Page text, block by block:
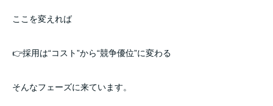
ここを変えれば
👉採用は“コスト”から“競争優位”に変わる
そんなフェーズに来ています。